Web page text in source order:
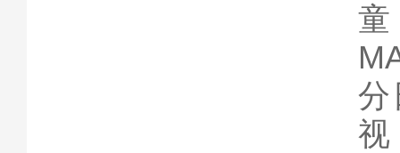
童
视